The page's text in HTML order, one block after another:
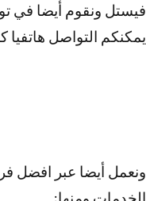
فيستل ونقوم أيضا في
يمكنكم التواصل هاتفيا
ونعمل أيضا عبر افضل